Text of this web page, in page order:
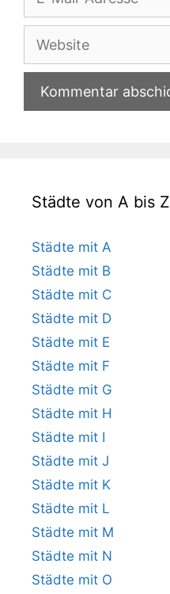
Adresse
Website
Städte von A bis Z
Städte mit A
Städte mit B
Städte mit C
Städte mit D
Städte mit E
Städte mit F
Städte mit G
Städte mit H
Städte mit I
Städte mit J
Städte mit K
Städte mit L
Städte mit M
Städte mit N
Städte mit O